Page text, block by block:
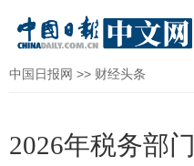
中国日报网 >> 财经头条
2026年税务部